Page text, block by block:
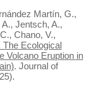
Martín, G.,
Jentsch, A.,
Chano, V.,
The Ecological
Volcano Eruption in
. Journal of